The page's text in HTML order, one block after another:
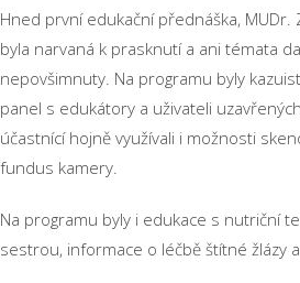
Hned první edukační přednáška,
byla narvaná k prasknutí a ani témata
nepovšimnuty. Na programu byly
panel s edukátory a uživateli
účastnící hojně využívali i možnosti
fundus kamery.
Na programu byly i edukace s nutriční
sestrou, informace o léčbě štítné žlázy